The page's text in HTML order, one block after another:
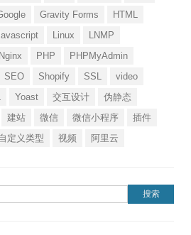
Gravity Forms
HTML
Linux
LNMP
Nginx PHP
PHPMyAdmin
SEO Shopify SSL
video
Yoast 交互设计
伪静态
建站 微信 微信小程序
插件
定义类型 视频 阿里云